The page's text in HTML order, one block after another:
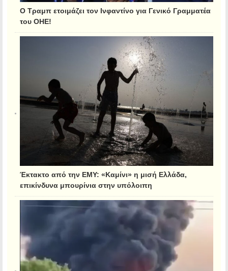
Ο Τραμπ ετοιμάζει τον Ινφαντίνο για Γενικό Γραμματέα
του ΟΗΕ!
Έκτακτο από την ΕΜΥ: «Καμίνι» η μισή Ελλάδα,
επικίνδυνα μπουρίνια στην υπόλοιπη